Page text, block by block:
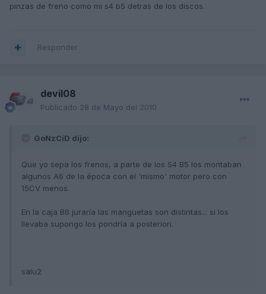
pinzas de freno como mi s4 b5 detras de los discos.
Responder
devil08
Publicado 28 de Mayo del 2010
GoNzCiD dijo:
Que yo sepa los frenos, a parte de los S4 B5 los montaban
algunos A6 de la época con el 'mismo' motor pero con
15CV menos.
En la caja B6 juraría las manguetas son distintas... si los
llevaba supongo los pondría a posteriori.
salu2